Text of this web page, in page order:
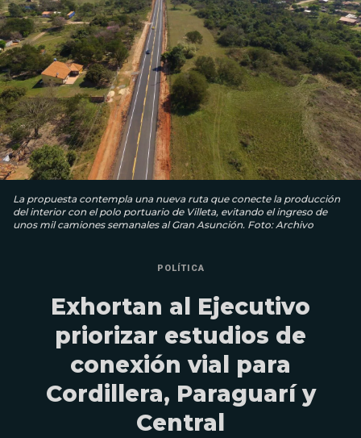
La propuesta contempla una nueva ruta que conecte la producción
del interior con el polo portuario de Villeta, evitando el ingreso de
unos mil camiones semanales al Gran Asunción. Foto: Archivo
POLÍTICA
Exhortan al Ejecutivo
priorizar estudios de
conexión vial para
Cordillera, Paraguarí y
Central